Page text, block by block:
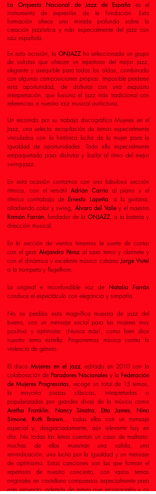
La Orquesta Nacional de Jazz de España es el
instrumento de expresión de la Fundación. Esta
formación ofrece una mirada profunda sobre la
creación jazzística y más especialmente del jazz con
raíz española.
En esta ocasión, la ONJAZZha seleccionado un grupo
de solistas que ofrecen un repertorio del mejor jazz,
elegante y asequible para todos los oídos, combinado
con algunas composiciones propias. Imposible perderse
esta oportunidad, de disfrutar con una exquisita
interpretación, que fusiona el jazz más tradicional con
referencias a nuestra raíz musical autóctona.
Un recorrido por su trabajo discográfico Mujeres en el
Jazz, una selecta recopilación de temas especialmente
vinculados con la histórica lucha de la mujer para la
igualdad de oportunidades. Todo ello especialmente
empaquetado para disfrutar y bailar al ritmo del mejor
swing-jazz.
En esta ocasión contamos con una fabulosa sección
rítmica, con el versátilAdrián Carrioal piano y el
rítmico contrabajo deErnesto Lapeña; a la guitarra,
añadiendo color y swing, Álvaro del Valley el maestro
Ramón Farrán, fundador de la ONJAZZ, a la batería y
dirección musical.
En la sección de vientos tenemos la suerte de contar
con el granAlejandro Pérez al saxo tenor y clarinete y
con el dinámico y excelente músico cubanoJorge Vistel
a la trompeta y flugelhorn.
La original e inconfundible voz de Natalia Farrán
conduce el espectáculo con elegancia y simpatía.
No os perdáis esta magnífica muestra de jazz del
bueno, con un mensaje social para las mujeres muy
positivo y optimista: ¡Nunca más!, como bien dice
nuestro tema estrella. Proponemos música contra la
violencia de género.
El disco Mujeres en el jazz, editado en 2010 con la
colaboración de Paradores Nacionales y la Federación
de Mujeres Progresistas, recoge un total de 15 temas,
la mayoría piezas clásicas, interpretadas o
popularizadas por grandes divas de la música como
Aretha Franklin, Nancy Sinatra,Etta James, Nina
Simone, Ruth Brown... todas ellas con un mensaje
especial y, desgraciadamente, aún relevante hoy en
día. No todas las letras cuentan un caso de maltrato:
muchas de ellas muestran una salida, una
reivindicación, una lucha por la igualdad y un mensaje
de optimismo. Estas canciones son las que forman el
repertorio de nuestro concierto, con varios temas
originales en castellano compuestos especialmente para
este proyecto, además de temas que reconoceréis y os